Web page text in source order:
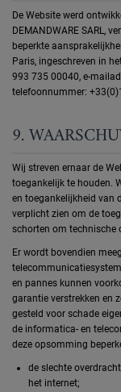
De Website werd
DEMANDWARE SARL,
beperkte
Paris, ingeschreven in
993 735 00040, e-
telefoonnummer:
9.
Wij streven ernaar de
toegankelijk te houden.
en toegankelijkheid van
verplicht zien om de
schorten om technische
Er wordt bovendien
en pannes kunnen
garantie verstrekken en
gesteld voor schade
de informatica- en
deze opsomming
de slechte
het internet;